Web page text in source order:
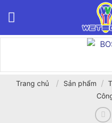
Trang chủ / Sản phẩm /